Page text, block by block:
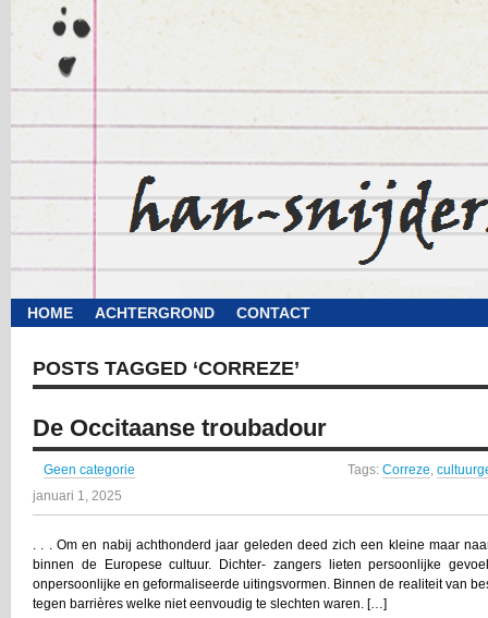
HOME ACHTERGROND CONTACT
POSTS TAGGED ‘CORREZE’
De Occitaanse troubadour
Geen categorie Tags: Correze,
januari 1, 2025
. . . Om en nabij achthonderd jaar geleden deed zich een kleine maar
binnen de Europese cultuur. Dichter- zangers lieten persoonlijke
onpersoonlijke en geformaliseerde uitingsvormen. Binnen de realiteit van
tegen barrières welke niet eenvoudig te slechten waren. […]